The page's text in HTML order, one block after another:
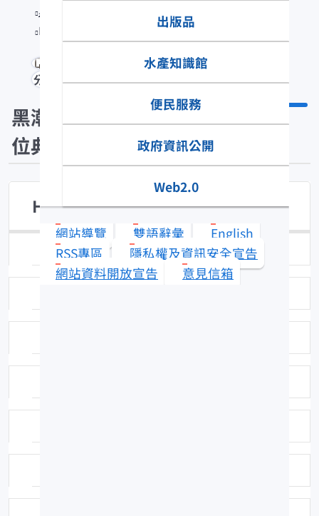
出版品
水產知識館
便民服務
政府資訊公開
Web2.0
網站導覽 雙語辭彙
English
RSS專區
隱私權及資訊安全宣告
網站資料開放宣告
意見信箱
黑潮漁業數位典藏
Halichoeres hortulanus
分享
黑潮漁業數
位典藏
Halichoeres hortulanus
日期：96-04-30